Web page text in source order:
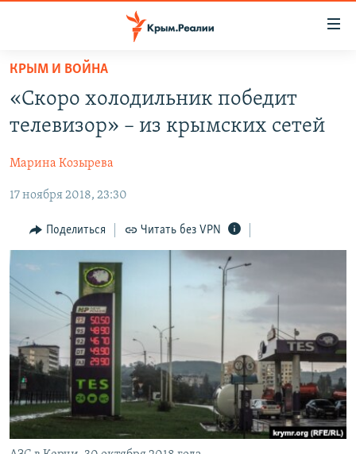
Вернуться
основному
содержанию
навигации
Вернутся
поиску
СПЕЦПРОЕКТЫ
КАРТА ВОЕННЫХ ОБЪЕКТОВ КРЫМА
11 ЛЕТ ОККУПАЦИИ КРЫМА. 11 ИСТОРИЙ СОПРОТИВЛЕНИЯ
ИСТОРИЯ
ЕЩЕ
ИНТЕРАКТИВ
ТЕЛЕПРОЕКТ КРЫМ.РЕАЛИИ
СОВЕТЫ ПРАВОЗАЩИТНИКОВ
ПРОПАВШИЕ БЕЗ ВЕСТИ
ПОБЕДИТЕЛЕЙ НЕ СУДЯТ?
КРЫМ.НЕПОКОРЕННЫЙ
ELIFBE
РАДІО СВОБОДА
КАК ОБОЙТИ БЛОКИРОВКУ
Українською
Qırımtatar
ПРИСОЕДИНЯЙТЕСЬ!
КРЫМ И ВОЙНА
«Скоро холодильник победит
телевизор» – из крымских сетей
Марина Козырева
17 ноября 2018, 23:30
Поделиться Читать без VPN